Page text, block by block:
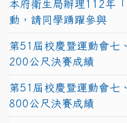
本府衛生局辦理112年
動，請同學踴躍參與
第51屆校慶暨運動會七
200公尺決賽成績
第51屆校慶暨運動會七
800公尺決賽成績